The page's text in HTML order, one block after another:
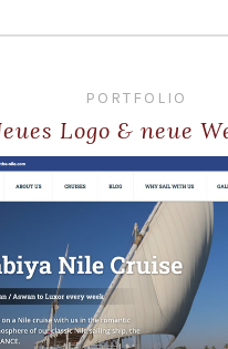
PORTFOLIO
Logo & neue